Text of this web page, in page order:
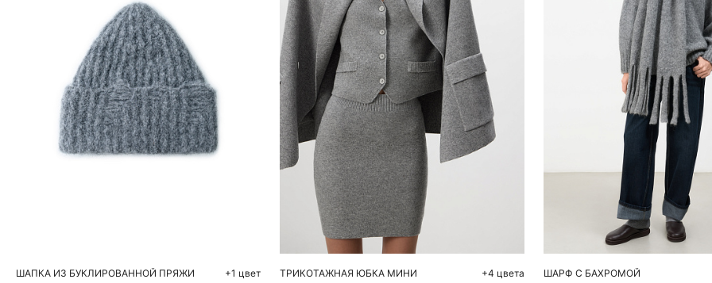
ШАПКА ИЗ БУКЛИРОВАННОЙ ПРЯЖИ +1 цвет
Добавить в корзину
XS S M
ТРИКОТАЖНАЯ ЮБКА МИНИ +4 цвета
Добавить в
One size
ШАРФ С БАХРОМОЙ